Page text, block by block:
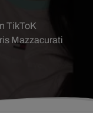
Mazzacurati
TikToK